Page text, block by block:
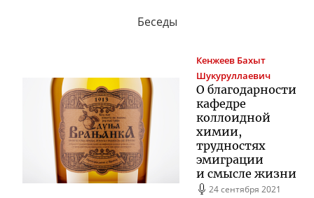
Беседы
Кенжеев Бахыт
Шукуруллаевич
О благодарности
кафедре
коллоидной
химии,
трудностях
эмиграции
и смысле жизни
24 сентября 2021